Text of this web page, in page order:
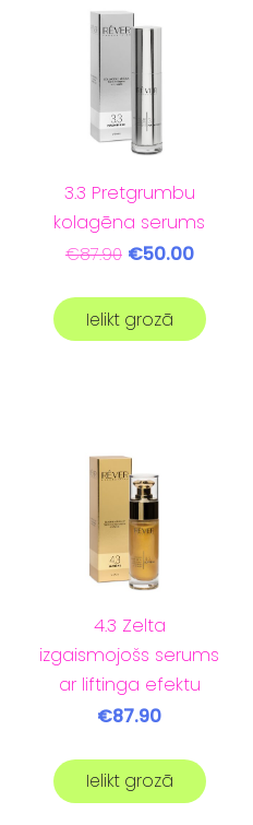
3.3 Pretgrumbu
kolagēna serums
€87.90 €50.00
Ielikt grozā
4.3 Zelta
izgaismojošs serums
ar liftinga efektu
€87.90
Ielikt grozā